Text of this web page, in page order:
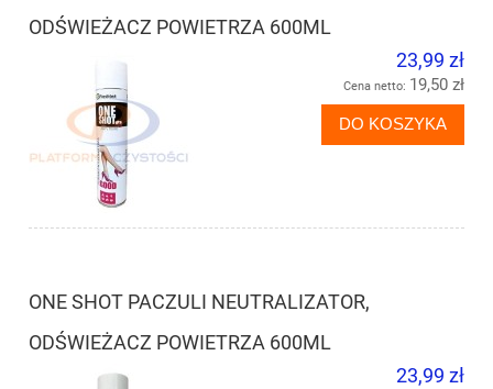
ODŚWIEŻACZ POWIETRZA 600ML
23,99 zł
Cena netto: 19,50 zł
DO KOSZYKA
ONE SHOT PACZULI NEUTRALIZATOR,
ODŚWIEŻACZ POWIETRZA 600ML
23,99 zł